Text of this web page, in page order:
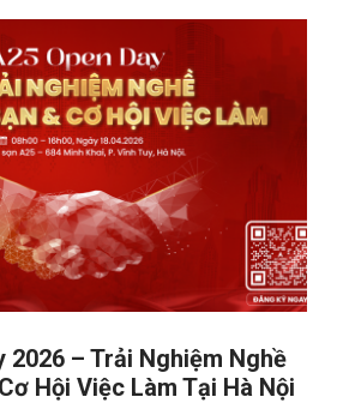
2026 – Trải Nghiệm Nghề
Hội Việc Làm Tại Hà Nội